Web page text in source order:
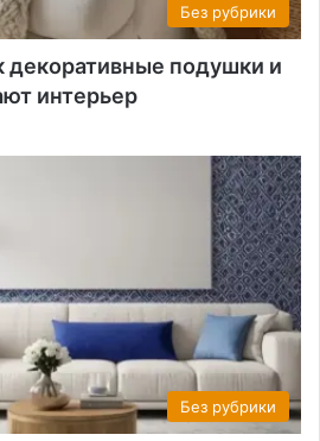
Без рубрики
декоративные подушки и
интерьер
Без рубрики